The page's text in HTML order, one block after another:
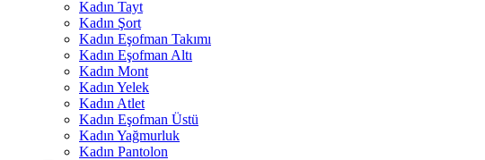
Kadın Tayt
Kadın Şort
Kadın Eşofman Takımı
Kadın Eşofman Altı
Kadın Mont
Kadın Yelek
Kadın Atlet
Kadın Eşofman Üstü
Kadın Yağmurluk
Kadın Pantolon